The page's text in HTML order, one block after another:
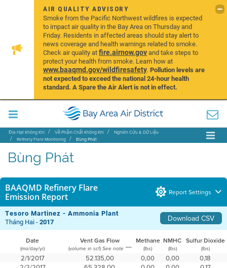
AIR QUALITY ADVISORY
Smoke from the Pacific Northwest wildfires is expected
to impact air quality in the Bay Area on Thursday and
Friday. Residents in affected areas should stay alert to
news coverage and health warnings related to smoke.
Check air quality atfire.airnow.govand take steps to
protect your health from smoke. Learn how at
www.baaqmd.gov/wildfiresafety.Pollution levels are
not expected to exceed the national 24-hour health
standard. A Spare the Air Alert is not in effect.
Địa Hạt Không Khí Về Phẩm Chất Không Khí
Nghiên Cứu & Dữ Liệu
Refinery Flare Monitoring
Bùng Phát
Bùng Phát
BAAQMD Refinery Flare
Emission Report
Report Settings
Tesoro Martinez - Ammonia Plant Download CSV
Tháng Hai -2017
Date Vent Gas Flow Methane NMHC Sulfur Dioxide
(mo/day/yr) (volume in scf) See note **** (lbs) (lbs) (lbs)
2/1/2017 52.135,00 0,00 0,00
0,18